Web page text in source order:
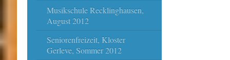
Musikschule Recklinghausen,
August 2012
Seniorenfreizeit, Kloster
Gerleve, Sommer 2012